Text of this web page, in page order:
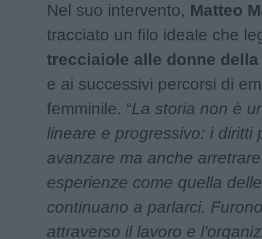
Nel suo intervento, Matteo
tracciato un filo ideale che
trecciaiole alle donne
e ai successivi percorsi di
femminile. “La storia non è
lineare e progressivo: i diritti
avanzare ma anche
esperienze come quella
continuano a parlarci.
attraverso il lavoro e